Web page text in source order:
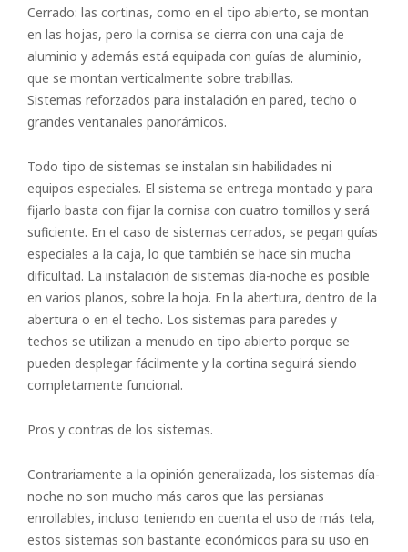
Cerrado: las cortinas, como en el tipo abierto, se montan
en las hojas, pero la cornisa se cierra con una caja de
aluminio y además está equipada con guías de aluminio,
que se montan verticalmente sobre trabillas.
Sistemas reforzados para instalación en pared, techo o
grandes ventanales panorámicos.
Todo tipo de sistemas se instalan sin habilidades ni
equipos especiales. El sistema se entrega montado y para
fijarlo basta con fijar la cornisa con cuatro tornillos y será
suficiente. En el caso de sistemas cerrados, se pegan guías
especiales a la caja, lo que también se hace sin mucha
dificultad. La instalación de sistemas día-noche es posible
en varios planos, sobre la hoja. En la abertura, dentro de la
abertura o en el techo. Los sistemas para paredes y
techos se utilizan a menudo en tipo abierto porque se
pueden desplegar fácilmente y la cortina seguirá siendo
completamente funcional.
Pros y contras de los sistemas.
Contrariamente a la opinión generalizada, los sistemas día-
noche no son mucho más caros que las persianas
enrollables, incluso teniendo en cuenta el uso de más tela,
estos sistemas son bastante económicos para su uso en